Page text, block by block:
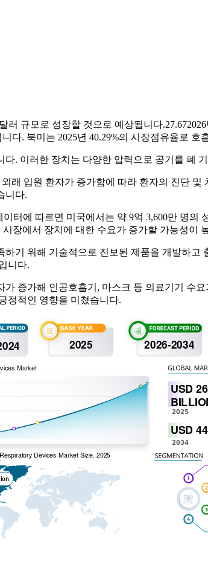
러 규모로 성장할 것으로 예상됩니다.27.67
다. 북미는 2025년 40.29%의 시장점유율로 호
. 이러한 장치는 다양한 압력으로 공기를 폐
래 입원 환자가 증가함에 따라 환자의 진단
니다.
터에 따르면 미국에서는 약 9억 3,600만 명
장에서 장치에 대한 수요가 증가할 가능성이
기 위해 기술적으로 진보된 제품을 개발하
니다.
증가해 인공호흡기, 마스크 등 의료기기 수
정적인 영향을 미쳤습니다.